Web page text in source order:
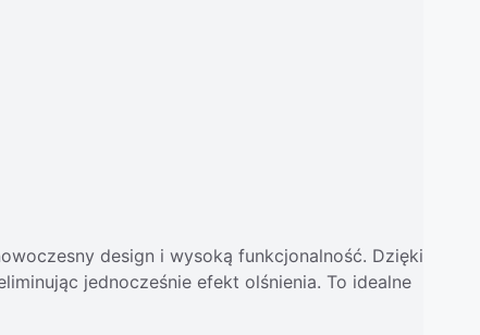
design i wysoką funkcjonalność. Dzięki
jednocześnie efekt olśnienia. To idealne